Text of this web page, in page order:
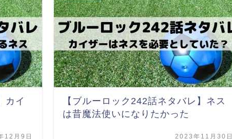
カイ
12月9日
【ブルーロック242話ネタバレ】ネス
は昔魔法使いになりたかった
2023年11月30日